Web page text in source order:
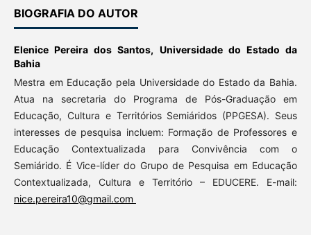
BIOGRAFIA DO AUTOR
Elenice Pereira dos Santos, Universidade do Estado da
Bahia
Mestra em Educação pela Universidade do Estado da Bahia.
Atua na secretaria do Programa de Pós-Graduação em
Educação, Cultura e Territórios Semiáridos (PPGESA). Seus
interesses de pesquisa incluem: Formação de Professores e
Educação Contextualizada para Convivência com o
Semiárido. É Vice-líder do Grupo de Pesquisa em Educação
Contextualizada, Cultura e Território – EDUCERE. E-mail:
nice.pereira10@gmail.com